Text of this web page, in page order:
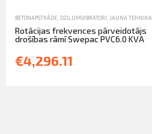
BETONAPSTRĀDE DZIĻUMVIBRATORI JAUNA TEHNIKA
Rotācijas frekvences pārveidotājs
drošības rāmī Swepac PVC6.0 KVA
€4,296.11